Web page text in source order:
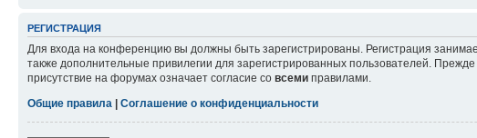
РЕГИСТРАЦИЯ
Для входа на конференцию вы должны быть зарегистрированы. Регистрация
также дополнительные привилегии для зарегистрированных пользователей.
присутствие на форумах означает согласие со всеми правилами.
Общие правила
Соглашение о конфиденциальности